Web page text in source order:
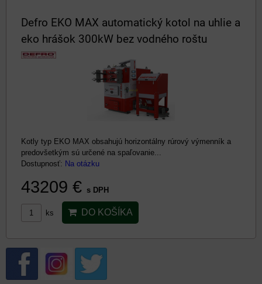
Defro EKO MAX automatický kotol na uhlie a
eko hrášok 300kW bez vodného roštu
Kotly typ EKO MAX obsahujú horizontálny rúrový výmenník a
predovšetkým sú určené na spaľovanie...
Dostupnosť: Na otázku
43209 € s DPH
ks DO KOŠÍKA